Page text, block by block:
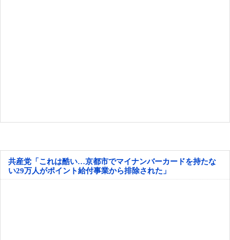
共産党「これは酷い…京都市でマイナンバーカードを持たな
い29万人がポイント給付事業から排除された」